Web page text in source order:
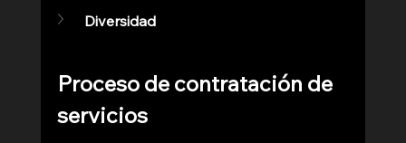
Diversidad
Proceso de contratación de
servicios